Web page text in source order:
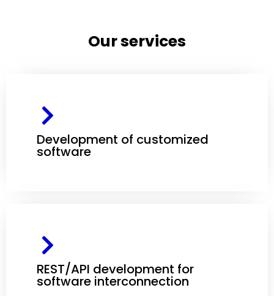
Our services
Development of customized
software
REST/API development for
software interconnection